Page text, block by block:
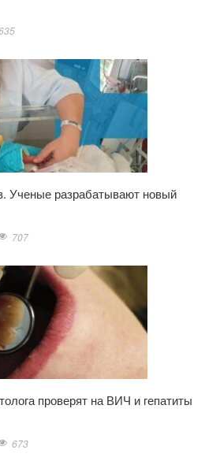
Ученые разрабатывают новый
707
проверят на ВИЧ и гепатиты
673